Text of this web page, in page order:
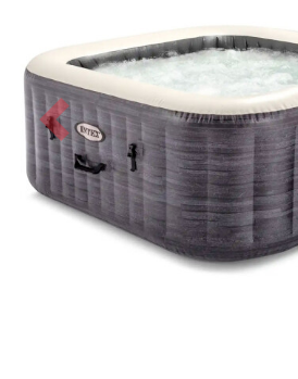
Predchádzajúci